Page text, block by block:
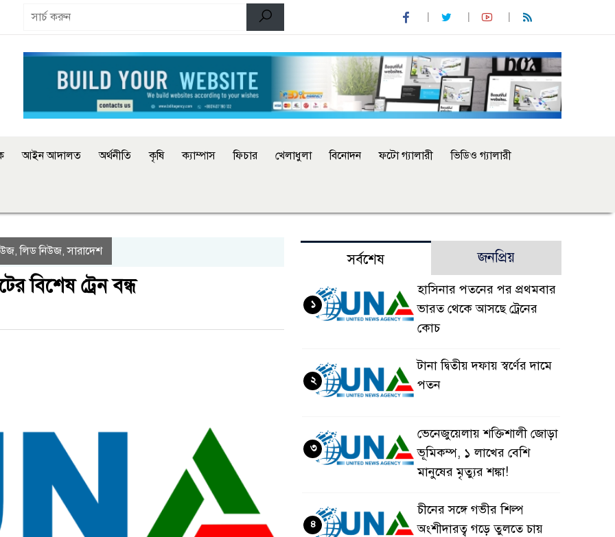
আইন আদালত অর্থনীতি কৃষি ক্যাম্পাস ফিচার খেলাধুলা বিনোদন ফটো গ্যালারী ভিডিও গ্যালারী
,লিড নিউজ ,সারাদেশ
বিশেষ ট্রেন বন্ধ
সর্বশেষ জনপ্রিয়
হাসিনার পতনের পর প্রথমবার
ভারত থেকে আসছে ট্রেনের
কোচ
১
টানা দ্বিতীয় দফায় স্বর্ণের দামে
পতন
২
ভেনেজুয়েলায় শক্তিশালী জোড়া
ভূমিকম্প, ১ লাখের বেশি
মানুষের মৃত্যুর শঙ্কা!
৩
চীনের সঙ্গে গভীর শিল্প
অংশীদারত্ব গড়ে তুলতে চায়
৪